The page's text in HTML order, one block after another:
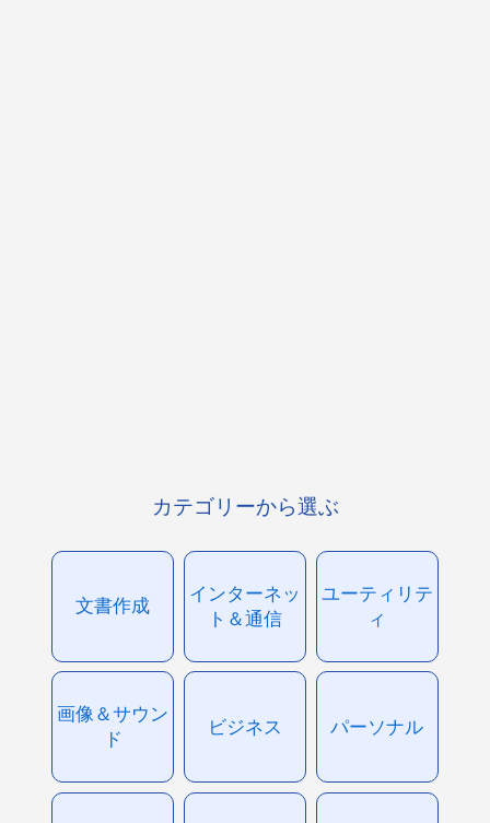
カテゴリーから選ぶ
文書作成
インターネッ
ト＆通信
ユーティリテ
ィ
画像＆サウン
ド
ビジネス パーソナル